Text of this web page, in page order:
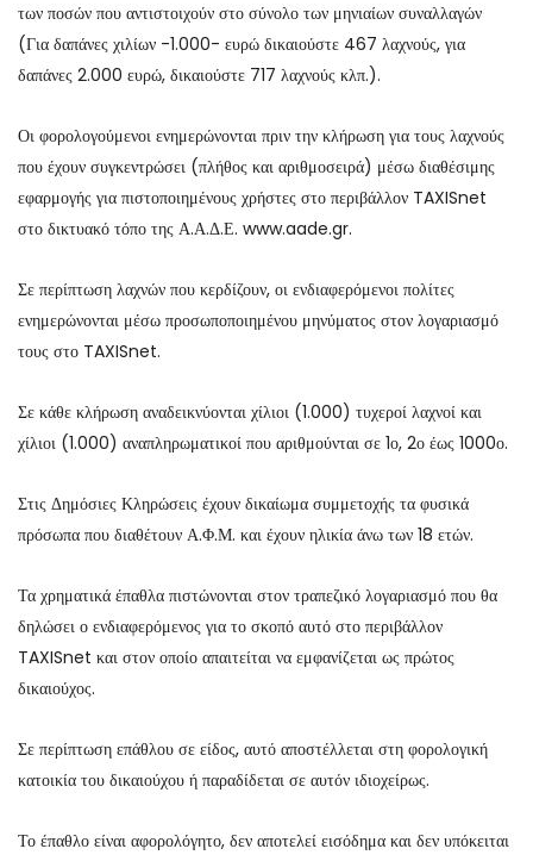
των ποσών που αντιστοιχούν στο σύνολο των μηνιαίων συναλλαγών
(Για δαπάνες χιλίων -1.000- ευρώ δικαιούστε 467 λαχνούς, για
δαπάνες 2.000 ευρώ, δικαιούστε 717 λαχνούς κλπ.).
Οι φορολογούμενοι ενημερώνονται πριν την κλήρωση για τους λαχνούς
που έχουν συγκεντρώσει (πλήθος και αριθμοσειρά) μέσω διαθέσιμης
εφαρμογής για πιστοποιημένους χρήστες στο περιβάλλον TAXISnet
στο δικτυακό τόπο της Α.Α.Δ.Ε. www.aade.gr.
Σε περίπτωση λαχνών που κερδίζουν, οι ενδιαφερόμενοι πολίτες
ενημερώνονται μέσω προσωποποιημένου μηνύματος στον λογαριασμό
τους στο TAXISnet.
Σε κάθε κλήρωση αναδεικνύονται χίλιοι (1.000) τυχεροί λαχνοί και
χίλιοι (1.000) αναπληρωματικοί που αριθμούνται σε 1ο, 2ο έως 1000ο.
Στις Δημόσιες Κληρώσεις έχουν δικαίωμα συμμετοχής τα φυσικά
πρόσωπα που διαθέτουν Α.Φ.Μ. και έχουν ηλικία άνω των 18 ετών.
Τα χρηματικά έπαθλα πιστώνονται στον τραπεζικό λογαριασμό που θα
δηλώσει ο ενδιαφερόμενος για το σκοπό αυτό στο περιβάλλον
TAXISnet και στον οποίο απαιτείται να εμφανίζεται ως πρώτος
δικαιούχος.
Σε περίπτωση επάθλου σε είδος, αυτό αποστέλλεται στη φορολογική
κατοικία του δικαιούχου ή παραδίδεται σε αυτόν ιδιοχείρως.
Το έπαθλο είναι αφορολόγητο, δεν αποτελεί εισόδημα και δεν υπόκειται